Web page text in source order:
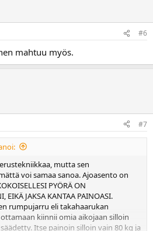
#6
mahtuu myös.
#7
mutta sen
voi samaa sanoa. Ajoasento on
PYÖRÄ ON
EIKÄ JAKSA KANTAA PAINOASI.
rumpujarru eli takahaarukan
kiinnii omia aikojaan silloin
Itse painoin silloin vain 80 kg ja